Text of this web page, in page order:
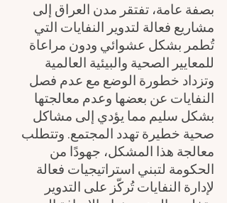
بصفة عامة، تفتقر مدن العراق إلى
مشاريع فعالة لتدوير النفايات التي
تُطمر بشكل عشوائي ودون مراعاة
للمعايير الصحية والبيئية العالمية
وتزداد خطورة الوضع مع عدم فصل
النفايات عن بعضها وعدم معالجتها
بشكل سليم مما يؤدي إلى مشاكل
صحية خطيرة تهدد المجتمع. وتتطلب
معالجة هذا المشكل، جهودًا من
الحكومة لتبني استراتيجيات فعالة
لإدارة النفايات تُركّز على التدوير